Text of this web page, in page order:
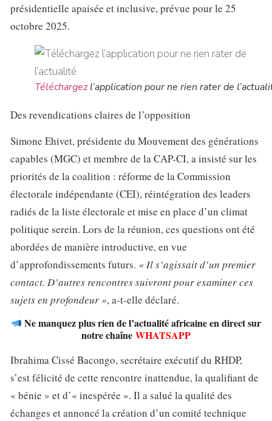
présidentielle apaisée et inclusive, prévue pour le 25
octobre 2025.
Téléchargezl’application pour ne rien rater de
Des revendications claires de l’opposition
Simone Ehivet, présidente du Mouvement des générations
capables (MGC) et membre de la CAP-CI, a insisté sur les
priorités de la coalition : réforme de la Commission
électorale indépendante (CEI), réintégration des leaders
radiés de la liste électorale et mise en place d’un climat
politique serein. Lors de la réunion, ces questions ont été
abordées de manière introductive, en vue
d’approfondissements futurs. « Il s’agissait d’un premier
contact. D’autres rencontres suivront pour examiner ces
sujets en profondeur », a-t-elle déclaré.
Ne manquez plus rien de l’actualité africaine en direct sur
notre chaîne WHATSAPP
Ibrahima Cissé Bacongo, secrétaire exécutif du RHDP,
s’est félicité de cette rencontre inattendue, la qualifiant de
« bénie » et d’« inespérée ». Il a salué la qualité des
échanges et annoncé la création d’un comité technique